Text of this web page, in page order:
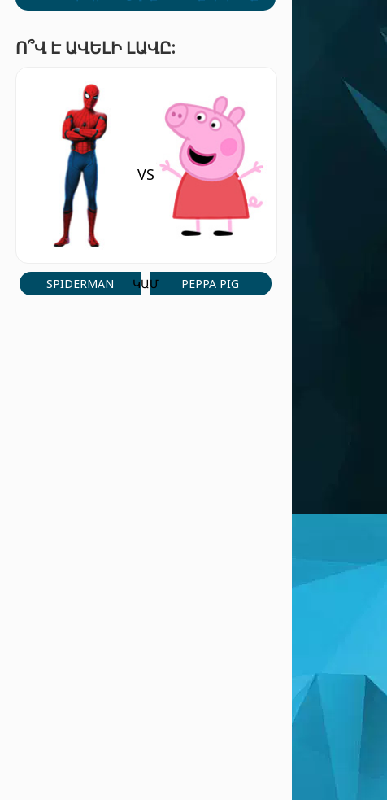
Player 38567 (23 Aug, 7:23 pm)
Player 18999 (25 Aug, 3:37 pm)
A.Rafay
Roka2017 (30 Aug, 6:29 pm)
Hi granny
ՊԱՏԱՍԽԱՆԵԼ
ՊԱՏԱՍԽԱՆԵԼ
Andrew
Ո՞Վ Է ԱՎԵԼԻ ԼԱՎԸ:
SPIDERMAN
VS
ԿԱՄ PEPPA PIG